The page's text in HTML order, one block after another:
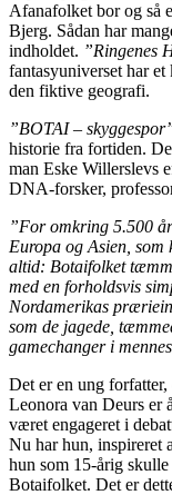
Afanafolket bor og så
Bjerg. Sådan har
indholdet. ”Ringenes
fantasyuniverset har
den fiktive geografi.
”BOTAI –
historie fra fortiden.
man Eske Willerslevs
DNA-forsker,
”For omkring 5.500
Europa og Asien, som
altid: Botaifolket
med en forholdsvis
Nordamerikas
som de jagede,
gamechanger i
Det er en ung
Leonora van Deurs er
været engageret i
Nu har hun, inspireret
hun som 15-årig
Botaifolket. Det er